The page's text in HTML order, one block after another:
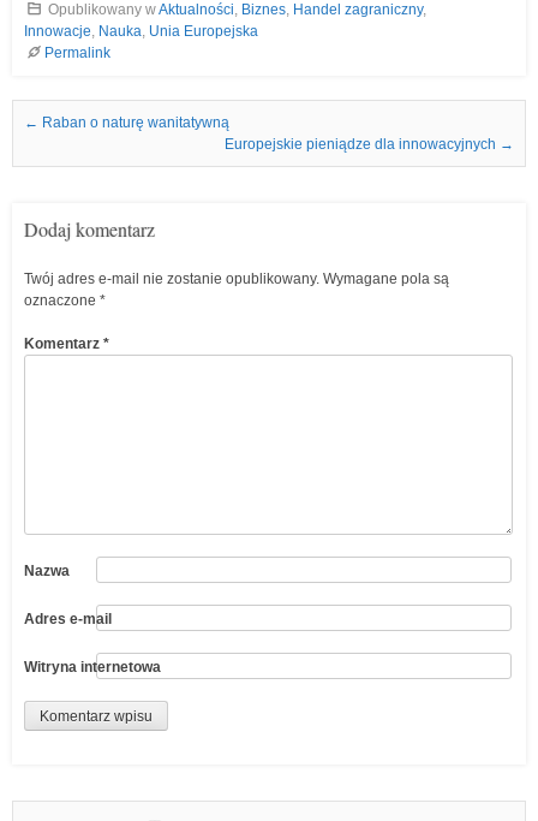
Opublikowany wAktualności, Biznes, Handel zagraniczny,
Innowacje, Nauka, Unia Europejska
Permalink
Nawigacja we wpisach
← Raban o naturę wanitatywną
Europejskie pieniądze dla innowacyjnych →
Dodaj komentarz
Twój adres e-mail nie zostanie opublikowany. Wymagane pola są
oznaczone *
Komentarz *
Nazwa
Adres e-mail
Witryna internetowa